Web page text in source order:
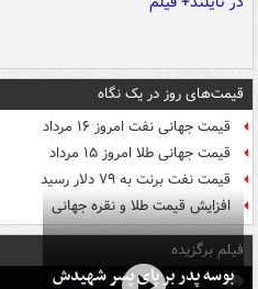
قیمت‌های روز در یک نگاه
قیمت جهانی نفت امروز ۱۶ مرداد
قیمت جهانی طلا امروز ۱۵ مرداد
قیمت نفت برنت به ۷۹ دلار رسید
افزایش قیمت طلا و نقره جهانی
فیلم برگزیده
بوسه‌ پدر بر پای پسر شهیدش